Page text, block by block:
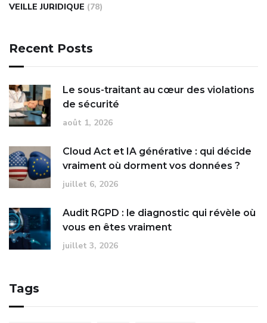
VEILLE JURIDIQUE (78)
Recent Posts
Le sous-traitant au cœur des violations
de sécurité
août 1, 2026
Cloud Act et IA générative : qui décide
vraiment où dorment vos données ?
juillet 6, 2026
Audit RGPD : le diagnostic qui révèle où
vous en êtes vraiment
juillet 3, 2026
Tags